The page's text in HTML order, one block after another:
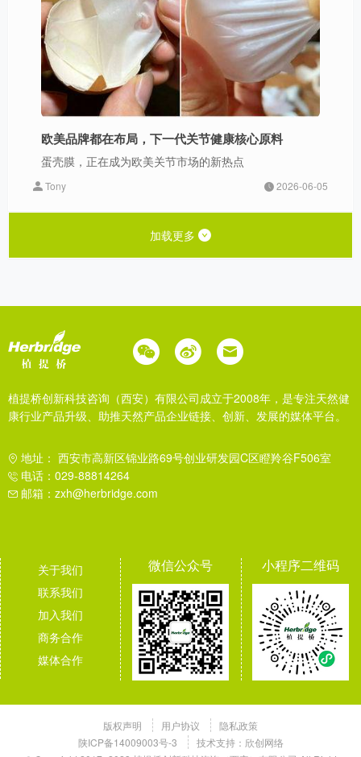
欧美品牌都在布局，下一代关节健康核心原料
蛋壳膜，正在成为欧美关节市场的新热点
Tony 2026-06-05
加载更多
植提桥创新科技咨询（西安）有限公司成立于2008年，是专注天然健
康行业产品升级、助推天然产品企业链接、创新、发展的媒体平台。
地址： 西安市高新区锦业路69号创业研发园C区瞪羚谷F506室
电话：029-88814264
邮箱：zxh@herbridge.com
关于我们
联系我们
加入我们
商务合作
媒体合作
微信公众号 小程序二维码
版权声明 用户协议
隐私政策
陕ICP备14009003号-3
技术支持： 欣创网络